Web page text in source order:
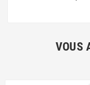
VOUS